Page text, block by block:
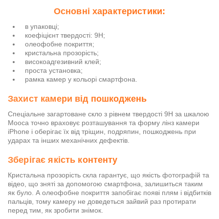
Основні характеристики:
в упаковці;
коефіцієнт твердості: 9Н;
олеофобне покриття;
кристальна прозорість;
високоадгезивний клей;
проста установка;
рамка камер у кольорі смартфона.
Захист камери від пошкоджень
Спеціальне загартоване скло з рівнем твердості 9Н за шкалою
Мооса точно враховує розташування та форму лінз камери
iPhone і оберігає їх від тріщин, подряпин, пошкоджень при
ударах та інших механічних дефектів.
Зберігає якість контенту
Кристальна прозорість скла гарантує, що якість фотографій та
відео, що зняті за допомогою смартфона, залишиться таким
як було. А олеофобне покриття запобігає появі плям і відбитків
пальців, тому камеру не доведеться зайвий раз протирати
перед тим, як зробити знімок.